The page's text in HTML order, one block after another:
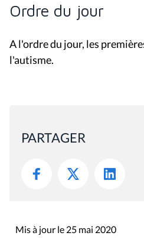
Ordre du jour
A l'ordre du jour, les
l'autisme.
PARTAGER
Mis à jour le 25 mai 2020